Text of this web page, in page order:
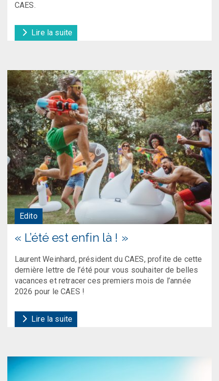
CAES.
Lire la suite
Edito
« L’été est enfin là ! »
Laurent Weinhard, président du CAES, profite de cette
dernière lettre de l’été pour vous souhaiter de belles
vacances et retracer ces premiers mois de l’année
2026 pour le CAES !
Lire la suite